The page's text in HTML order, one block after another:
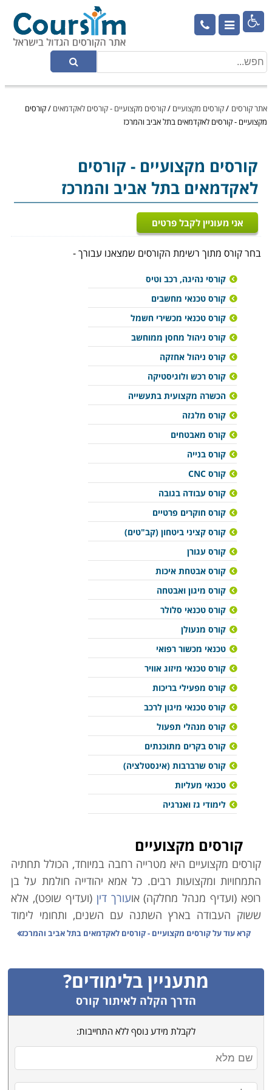

אתר קורסים /קורסים מקצועיים /קורסים מקצועיים - קורסים לאקדמאים /קורסים
מקצועיים - קורסים לאקדמאים בתל אביב והמרכז
קורסים מקצועיים - קורסים
לאקדמאים בתל אביב והמרכז
אני מעוניין לקבל פרטים
בחר קורס מתוך רשימת הקורסים שמצאנו עבורך -
קורסי נהיגה, רכב וטיס
קורס טכנאי מחשבים
קורס טכנאי מכשירי חשמל
קורס ניהול מחסן ממוחשב
קורס ניהול אחזקה
קורס רכש ולוגיסטיקה
הכשרה מקצועית בתעשייה
קורס מלגזה
קורס מאבטחים
קורס בנייה
קורס CNC
קורס עבודה בגובה
קורס חוקרים פרטיים
קורס קציני ביטחון (קב"טים)
קורס עגורן
קורס אבטחת איכות
קורס מיגון ואבטחה
קורס טכנאי סלולר
קורס מנעולן
טכנאי מכשור רפואי
קורס טכנאי מיזוג אוויר
קורס מפעילי בריכות
קורס טכנאי מיגון לרכב
קורס מנהלי תפעול
קורס בקרים מתוכנתים
קורס שרברבות (אינסטלציה)
טכנאי מעליות
לימודי גז ואנרגיה
קורסים מקצועיים
קורסים מקצועיים היא מטרייה רחבה במיוחד, הכולל תחתיה
התמחויות ומקצועות רבים. כל אמא יהודייה חולמת על בן
רופא (ועדיף מנהל מחלקה) אועורך דין (ועדיף שופט), אלא
ששוק העבודה בארץ השתנה עם השנים, ותחומי לימוד
אקדמיים רבים אינם מבטיחים עבודה יציבה ופרנסה בענף.
כמו כן ירידת קרנם (הבלתי-מוצדקת) של בתי הספר
המלמדים קורסים מקצועיים גרמה למחסור משמעותי במשק
בידיים עובדות ומיומנות בענפים שונים.
משרד הכלכלה הוא הגורם הממלכתי אשר מנסה לסייע
באיזון הנדרש, וגורמי המחקר הממונים בו פרסמו טבלה
זו אשר מנתחת את המקצועות השונים בהתאם לצרכי השוק,
הביקוש לעובדים והשכר על פי מקצועות. הנתונים בה
מצביעים במובהק על מגמות אשר ממילא מדובר בהן רבות.
קרא עוד עלקורסים מקצועיים - קורסים לאקדמאים בתל אביב והמרכז
מתעניין בלימודים?
הדרך הקלה לאיתור קורס
לקבלת מידע נוסף ללא התחייבות: